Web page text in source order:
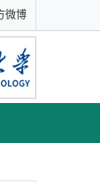
微博